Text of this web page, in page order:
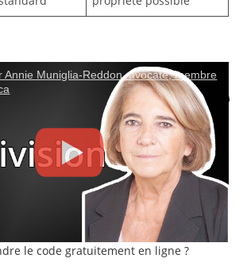
Annie Muniglia-Reddon, avocate, membre
le code gratuitement en ligne ?